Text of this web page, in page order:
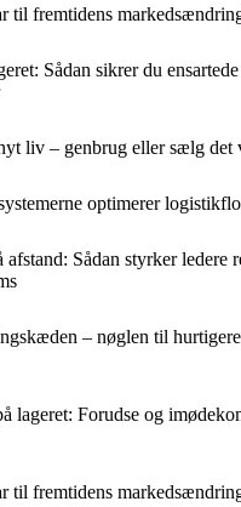
til fremtidens
Sådan sikrer du ensartede
liv – genbrug eller sælg det
optimerer
Sådan styrker ledere
– nøglen til
lageret: Forudse og
til fremtidens